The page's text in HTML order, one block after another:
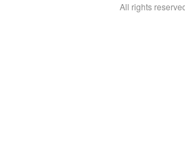
All rights